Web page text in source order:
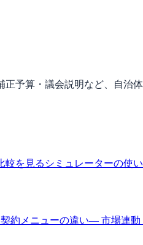
予算・議会説明など、自治
較を見る シミュレーターの使
契約メニューの違い— 市場連動